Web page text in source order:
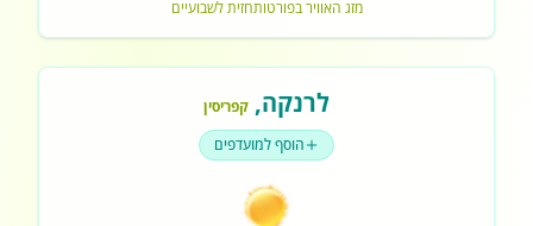
מזג האוויר בפורטותחזית לשבועיים
לרנקה, קפריסין
הוסף למועדפים